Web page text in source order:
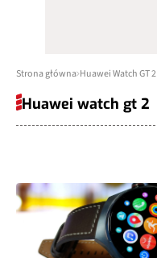
Strona główna Huawei Watch GT 2
Huawei watch gt 2